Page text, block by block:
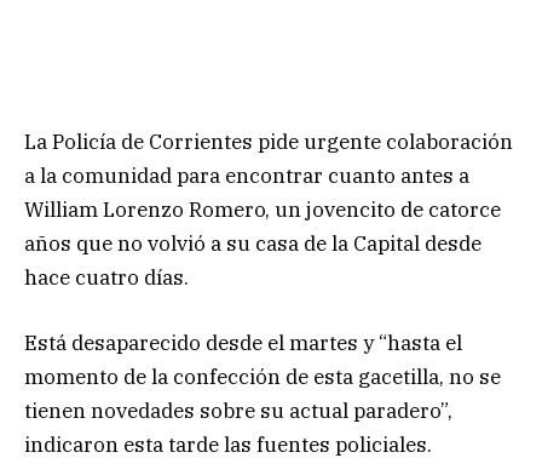
La Policía de Corrientes pide urgente colaboración
a la comunidad para encontrar cuanto antes a
William Lorenzo Romero, un jovencito de catorce
años que no volvió a su casa de la Capital desde
hace cuatro días.
Está desaparecido desde el martes y “hasta el
momento de la confección de esta gacetilla, no se
tienen novedades sobre su actual paradero”,
indicaron esta tarde las fuentes policiales.